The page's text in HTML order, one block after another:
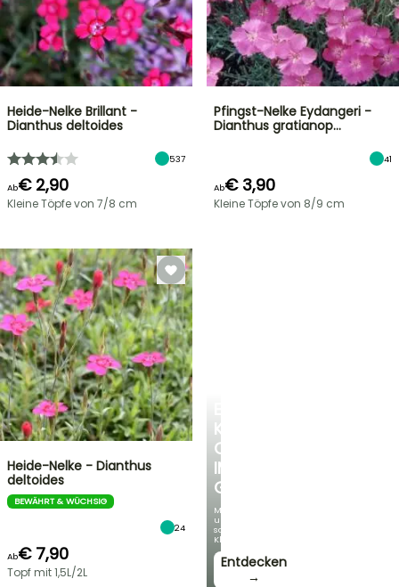
KÜHLE
OASE
IM
GARTEN
Mit
unseren
schönsten
Kletterpflanzen!
Entdecken
→
Heide-Nelke Brillant -
Dianthus deltoides
537
Ab€ 2,90
Kleine Töpfe von 7/8 cm
Pfingst-Nelke Eydangeri -
Dianthus gratianop…
41
Ab€ 3,90
Kleine Töpfe von 8/9 cm
Heide-Nelke - Dianthus
deltoides
BEWÄHRT & WÜCHSIG
24
Ab€ 7,90
Topf mit 1,5L/2L